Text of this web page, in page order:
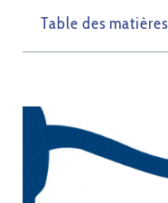
Table des matières